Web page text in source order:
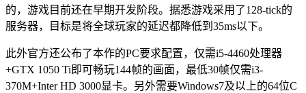
的，游戏目前还在早期开发阶段。据悉游戏采用了128-tick的
服务器，目标是将全球玩家的延迟都降低到35ms以下。
此外官方还公布了本作的PC要求配置，仅需i5-4460处理器
+GTX 1050 Ti即可畅玩144帧的画面，最低30帧仅需i3-
370M+Inter HD 3000显卡。另外需要Windows7及以上的64位C